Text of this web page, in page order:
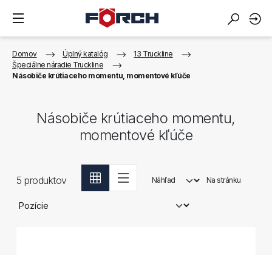
Domov Úplný katalóg
13 Truckline
Špeciálne náradie Truckline
Násobiče krútiaceho momentu, momentové kľúče
Násobiče krútiaceho momentu,
momentové kľúče
5 produktov Náhľad Na stránku